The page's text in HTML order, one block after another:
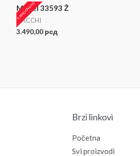
SAMO ONLINE
Model 33593 Ž
DACCHI
3.490,00 рсд
Brzi linkovi
Početna
Svi proizvodi